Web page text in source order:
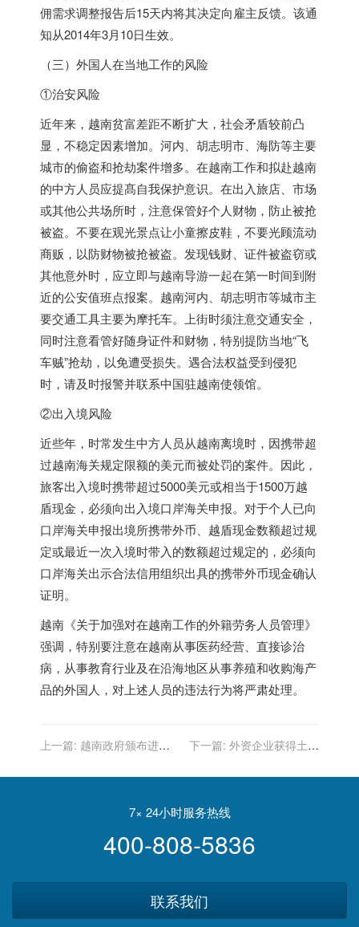
佣需求调整报告后15天内将其决定向雇主反馈。该通
知从2014年3月10日生效。
（三）外国人在当地工作的风险
①治安风险
近年来，越南贫富差距不断扩大，社会矛盾较前凸
显，不稳定因素增加。河内、胡志明市、海防等主要
城市的偷盗和抢劫案件增多。在越南工作和拟赴越南
的中方人员应提髙自我保护意识。在出入旅店、市场
或其他公共场所时，注意保管好个人财物，防止被抢
被盗。不要在观光景点让小童擦皮鞋，不要光顾流动
商贩，以防财物被抢被盗。发现钱财、证件被盗窃或
其他意外时，应立即与越南导游一起在第一时间到附
近的公安值班点报案。越南河内、胡志明市等城市主
要交通工具主要为摩托车。上街时须注意交通安全，
同时注意看管好随身证件和财物，特别提防当地“飞
车贼”抢劫，以免遭受损失。遇合法权益受到侵犯
时，请及时报警并联系中国驻越南使领馆。
②出入境风险
近些年，时常发生中方人员从越南离境时，因携带超
过越南海关规定限额的美元而被处罚的案件。因此，
旅客出入境时携带超过5000美元或相当于1500万越
盾现金，必须向出入境口岸海关申报。对于个人已向
口岸海关申报出境所携带外币、越盾现金数额超过规
定或最近一次入境时带入的数额超过规定的，必须向
口岸海关出示合法信用组织出具的携带外币现金确认
证明。
越南《关于加强对在越南工作的外籍劳务人员管理》
强调，特别要注意在越南从事医药经营、直接诊治
病，从事教育行业及在沿海地区从事养殖和收购海产
品的外国人，对上述人员的违法行为将严肃处理。
上一篇: 越南政府颁布进出
下一篇: 外资企业获得土地
7× 24小时服务热线
400-808-5836
联系我们